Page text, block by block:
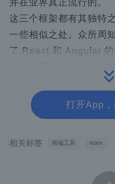
这三个框架都有其独特
一些相似之处。众所周
了 React 和 Angular
关功能之一。Vue.js 也
向数据绑定并采用声
React 共享的架构。因
享类似的模板语法。
打开App
相关标签 前端工具 vuex